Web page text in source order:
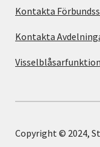
Kontakta
Kontakta
Visselblåsarfunktion
Copyright © 2024,